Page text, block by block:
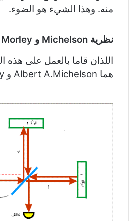
منه. وهذا الشيء هو الضوء.
نظرية Michelson و Morley
اللذان قاما بالعمل على هذه
هما Albert A.Michelson و Edward W.Morley .